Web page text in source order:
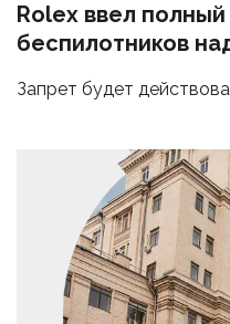
Rolex ввел
беспилотников
Запрет будет